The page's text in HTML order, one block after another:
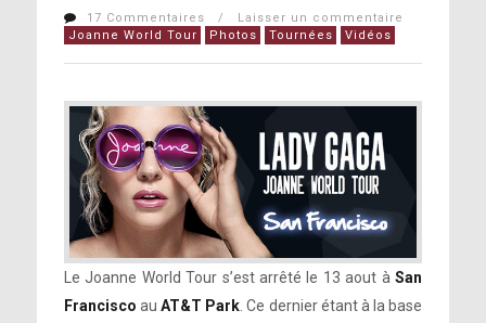
17 Commentaires / Laisser un commentaire
Joanne World Tour
Photos Tournées Vidéos
Le Joanne World Tour s’est arrêté le 13 aout àSan
Francisco au AT&T Park . Ce dernier étant à la base